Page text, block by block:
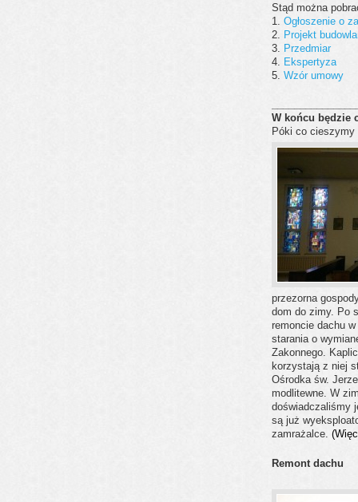
Stąd można
1. Ogłoszenie o
2. Projekt
3. Przedmiar
4. Ekspertyza
5. Wzór umowy
W końcu będzie
Póki co cieszymy
przezorna
dom do zimy. Po
remoncie dachu w
starania o
Zakonnego.
korzystają z niej
Ośrodka św.
modlitewne. W
doświadczaliśmy
są już
zamrażalce. (
Remont dachu